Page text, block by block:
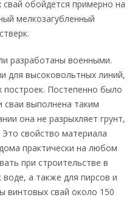
обойдется примерно на
мелкозагубленный
разработаны военными.
для высоковольтных линий,
построек. Постепенно было
выполнена таким
она не разрыхляет грунт,
свойство материала
практически на любом
при строительстве в
воде, а также для пирсов и
винтовых свай около 150